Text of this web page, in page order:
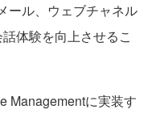
ール、ウェブチャネル
体験を向上させるこ
Managementに実装す